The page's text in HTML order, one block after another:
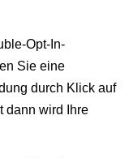
Opt-In-
Sie eine
durch Klick auf
dann wird Ihre